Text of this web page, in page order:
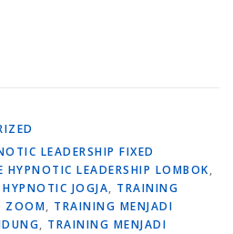
LEADERSHIP FIXED
HYPNOTIC LEADERSHIP LOMBOK,
JOGJA, TRAINING
ZOOM, TRAINING MENJADI
, TRAINING MENJADI